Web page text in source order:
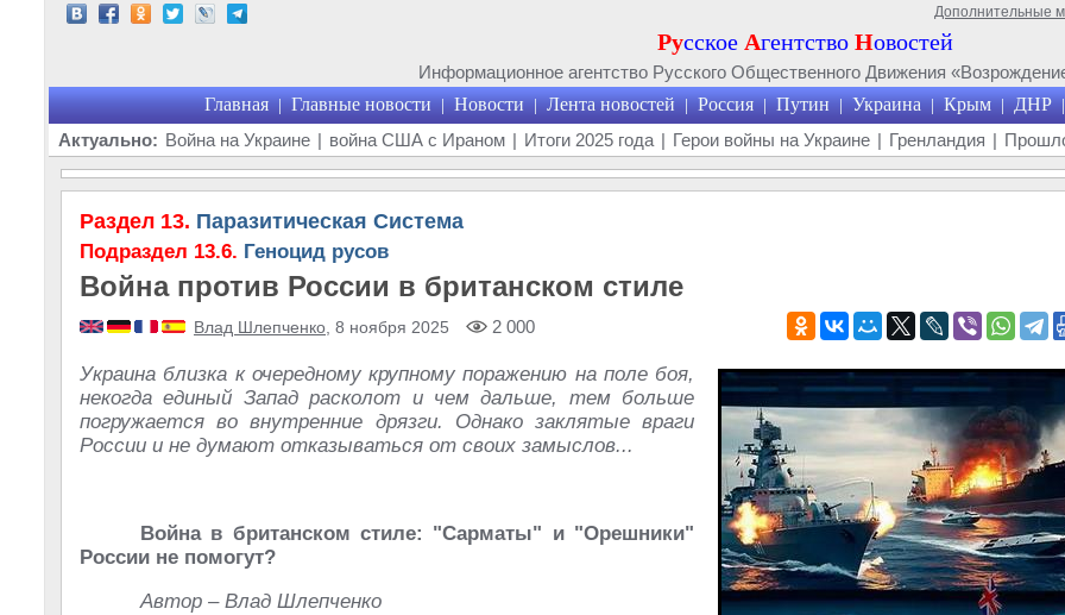
Дополнительные
Русское Агентство Новостей
Информационное агентство Русского Общественного Движения
Главная | Главные новости | Новости | Лента новостей | Россия | Путин | Украина | Крым | ДНР |
Актуально: Война на Украине | война США с Ираном | Итоги 2025 года | Герои войны на Украине | Гренландия |
Раздел 13. Паразитическая Система
Подраздел 13.6. Геноцид русов
Война против России в британском стиле
Влад Шлепченко , 8 ноября 2025 2 000
Украина близка к очередному крупному поражению на поле боя,
некогда единый Запад расколот и чем дальше, тем больше
погружается во внутренние дрязги. Однако заклятые враги
России и не думают отказываться от своих замыслов...
Война в британском стиле: "Сарматы" и "Орешники"
России не помогут?
Автор – Влад Шлепченко